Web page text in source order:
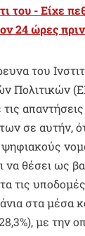
του - Είχε
24 ώρες πριν
του
Πολιτικών
σε αυτήν,
ψηφιακούς
να θέσει ως
τις
στα μέσα
με την